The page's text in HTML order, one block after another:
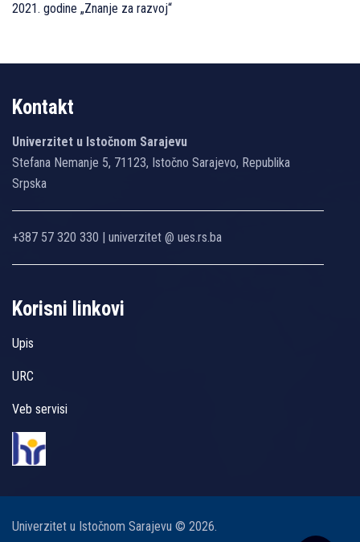
2021. godine „Znanje za razvoj“
Kontakt
Univerzitet u Istočnom Sarajevu
Stefana Nemanje 5, 71123, Istočno Sarajevo, Republika
Srpska
+387 57 320 330 | univerzitet @ ues.rs.ba
Korisni linkovi
Upis
URC
Veb servisi
Univerzitet u Istočnom Sarajevu © 2026.